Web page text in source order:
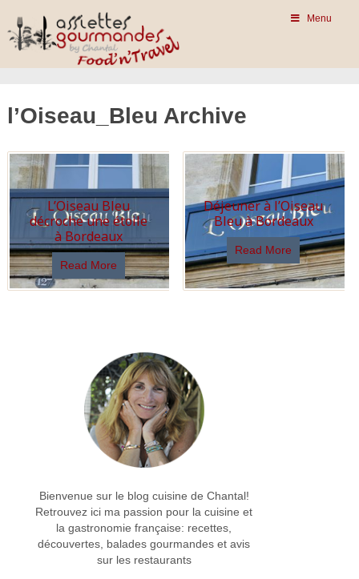
Menu
l’Oiseau_Bleu Archive
L’Oiseau Bleu
décroche une étoile
à Bordeaux
Read More
Déjeuner à l’Oiseau
Bleu à Bordeaux
Read More
Bienvenue sur le blog cuisine de Chantal!
Retrouvez ici ma passion pour la cuisine et
la gastronomie française: recettes,
découvertes, balades gourmandes et avis
sur les restaurants